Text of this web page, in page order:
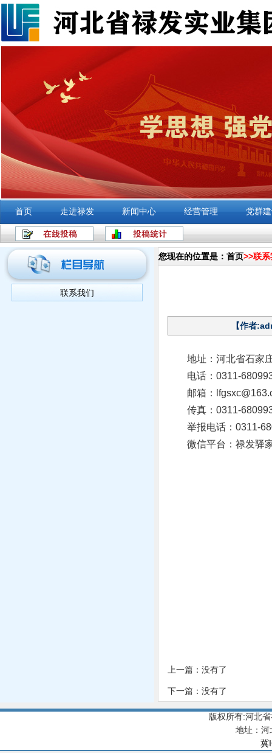
首页 走进禄发 新闻中心 经营管理 党群
联系我们
您现在的位置是： 首页>>联系
【作者
地址：河北省石家
电话：0311-
邮箱：
传真：0311-
举报电话：0311-
微信平台：禄发驿
上一篇：没有了
下一篇：没有了
版权所有:河北
地址：河
冀